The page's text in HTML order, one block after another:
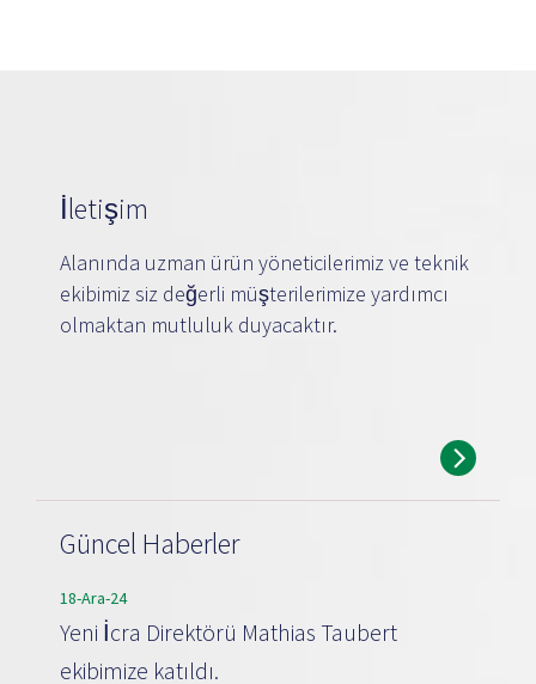
İletişim
Alanında uzman ürün yöneticilerimiz ve teknik
ekibimiz siz değerli müşterilerimize yardımcı
olmaktan mutluluk duyacaktır.
Güncel Haberler
18-Ara-24
Yeni İcra Direktörü Mathias Taubert
ekibimize katıldı.